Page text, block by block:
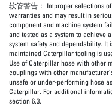
软管警告： Improper selections
warranties and may result in
component and machine system
and tested as a system to achieve
system safety and dependability.
maintained Caterpillar tooling is
Use of Caterpillar hose with other
couplings with other
unsafe or under-performing hose
Caterpillar. For additional
section 6.3.